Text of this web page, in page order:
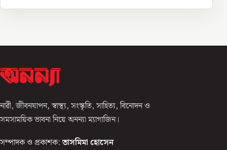
নারী, জীবনযাপন, স্বাস্থ্য, সংস্কৃতি, সাহিত্য, বিনোদন ও
সমসাময়িক ভাবনা নিয়ে অনন্যা ম্যাগাজিন।
সম্পাদক ও প্রকাশক: তাসমিমা হোসেন